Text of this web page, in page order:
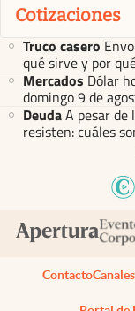
Cotizaciones
Truco casero
qué sirve y por
Mercados Dólar
domingo 9 de
DeudaA pesar de
resisten: cuáles
Contacto